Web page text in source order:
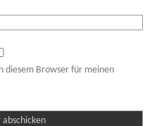
diesem Browser für meinen